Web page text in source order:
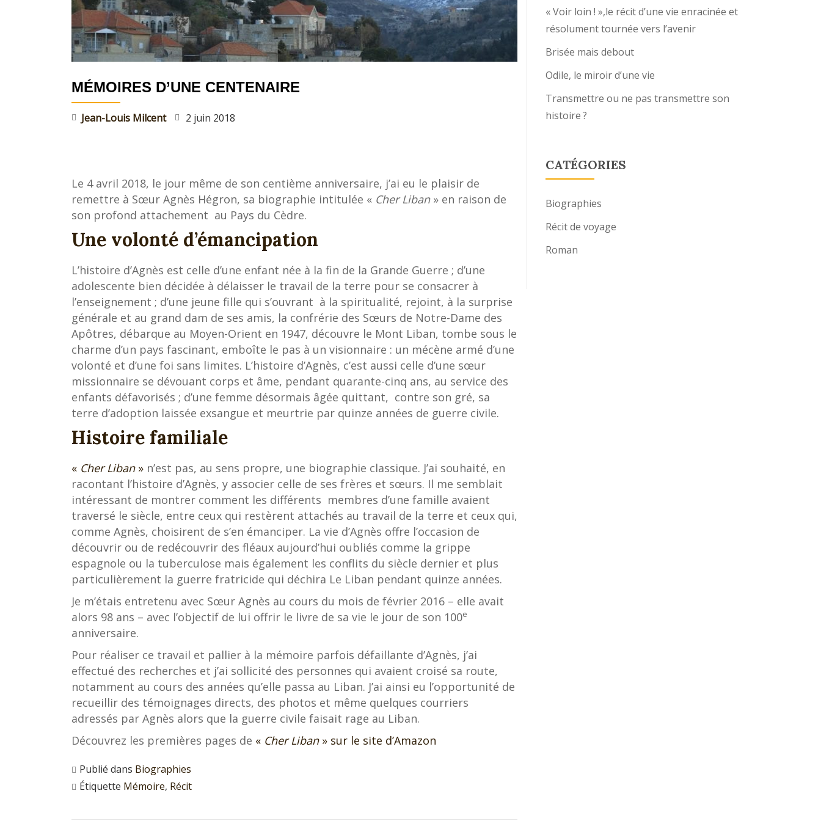
T
O
I
R
E
Jean-
Louis
MÉMOIRES D’UNE CENTENAIRE
Jean-Louis Milcent 2 juin 2018
Le 4 avril 2018, le jour même de son centième anniversaire, j’ai eu le plaisir de
remettre à Sœur Agnès Hégron, sa biographie intitulée « Cher Liban» en raison de
son profond attachement au Pays du Cèdre.
Une volonté d’émancipation
L’histoire d’Agnès est celle d’une enfant née à la fin de la Grande Guerre ; d’une
adolescente bien décidée à délaisser le travail de la terre pour se consacrer à
l’enseignement ; d’une jeune fille qui s’ouvrant à la spiritualité, rejoint, à la surprise
générale et au grand dam de ses amis, la confrérie des Sœurs de Notre-Dame des
Apôtres, débarque au Moyen-Orient en 1947, découvre le Mont Liban, tombe sous le
charme d’un pays fascinant, emboîte le pas à un visionnaire : un mécène armé d’une
volonté et d’une foi sans limites. L’histoire d’Agnès, c’est aussi celle d’une sœur
missionnaire se dévouant corps et âme, pendant quarante-cinq ans, au service des
enfants défavorisés ; d’une femme désormais âgée quittant, contre son gré, sa
terre d’adoption laissée exsangue et meurtrie par quinze années de guerre civile.
Histoire familiale
« Cher Liban» n’est pas, au sens propre, une biographie classique. J’ai souhaité, en
racontant l’histoire d’Agnès, y associer celle de ses frères et sœurs. Il me semblait
intéressant de montrer comment les différents membres d’une famille avaient
traversé le siècle, entre ceux qui restèrent attachés au travail de la terre et ceux qui,
comme Agnès, choisirent de s’en émanciper. La vie d’Agnès offre l’occasion de
découvrir ou de redécouvrir des fléaux aujourd’hui oubliés comme la grippe
espagnole ou la tuberculose mais également les conflits du siècle dernier et plus
particulièrement la guerre fratricide qui déchira Le Liban pendant quinze années.
Je m’étais entretenu avec Sœur Agnès au cours du mois de février 2016 – elle avait
alors 98 ans – avec l’objectif de lui offrir le livre de sa vie le jour de son 100e
anniversaire.
Pour réaliser ce travail et pallier à la mémoire parfois défaillante d’Agnès, j’ai
effectué des recherches et j’ai sollicité des personnes qui avaient croisé sa route,
notamment au cours des années qu’elle passa au Liban. J’ai ainsi eu l’opportunité de
recueillir des témoignages directs, des photos et même quelques courriers
adressés par Agnès alors que la guerre civile faisait rage au Liban.
Découvrez les premières pages de « Cher Liban» sur le site d’Amazon
Publié dans Biographies
Étiquette Mémoire, Récit
« Voir loin ! »,le récit d’une vie enracinée et
résolument tournée vers l’avenir
Brisée mais debout
Odile, le miroir d’une vie
Transmettre ou ne pas transmettre son
histoire ?
CATÉGORIES
Biographies
Récit de voyage
Roman